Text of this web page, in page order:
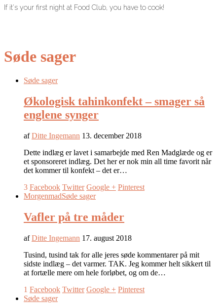
If it's your first night at Food Club, you have to cook!
Søde sager
Søde sager
Økologisk tahinkonfekt – smager så
englene synger
afDitte Ingemann 13. december 2018
Dette indlæg er lavet i samarbejde med Ren Madglæde og er
et sponsoreret indlæg. Det her er nok min all time favorit når
det kommer til konfekt – det er…
3 Facebook Twitter Google + Pinterest
MorgenmadSøde sager
Vafler på tre måder
afDitte Ingemann 17. august 2018
Tusind, tusind tak for alle jeres søde kommentarer på mit
sidste indlæg – det varmer. TAK. Jeg kommer helt sikkert til
at fortælle mere om hele forløbet, og om de…
1 Facebook Twitter Google + Pinterest
Søde sager